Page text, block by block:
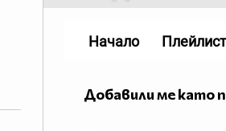
Добавили ме като
Начало